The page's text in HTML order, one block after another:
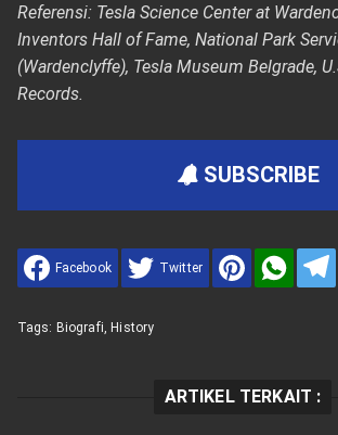
Referensi: Tesla Science Center at
Inventors Hall of Fame, National Park
(Wardenclyffe), Tesla Museum Belgrade,
Records.
SUBSCRIBE
Facebook Twitter
Tags: Biografi, History
ARTIKEL TERKAIT :